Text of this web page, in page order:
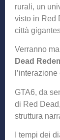
rurali, un
visto in Red
città
Verranno
Dead
GTA6, da
di Red
struttura
I tempi dei